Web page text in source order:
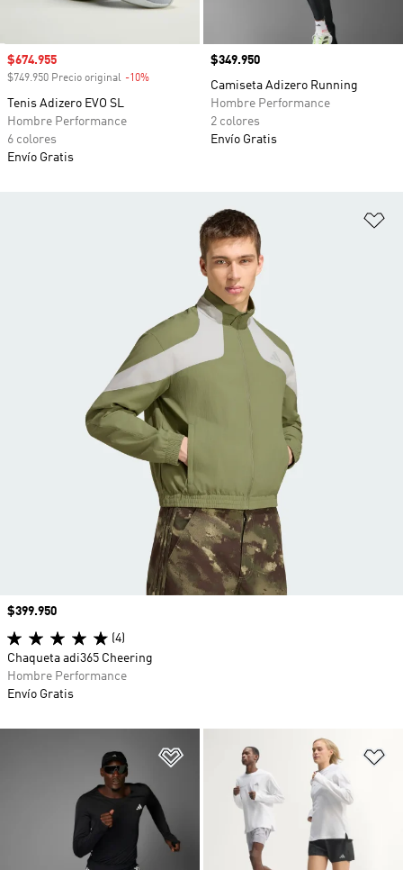
Precio de venta
$674.955
$749.950 Precio original -10%
Tenis Adizero EVO SL
Hombre Performance
6 colores
Envío Gratis
Precio
$349.950
Camiseta Adizero Running
Hombre Performance
2 colores
Envío Gratis
Añadir a la lista de deseos
Precio
$399.950
(4)
Chaqueta adi365 Cheering
Hombre Performance
Envío Gratis